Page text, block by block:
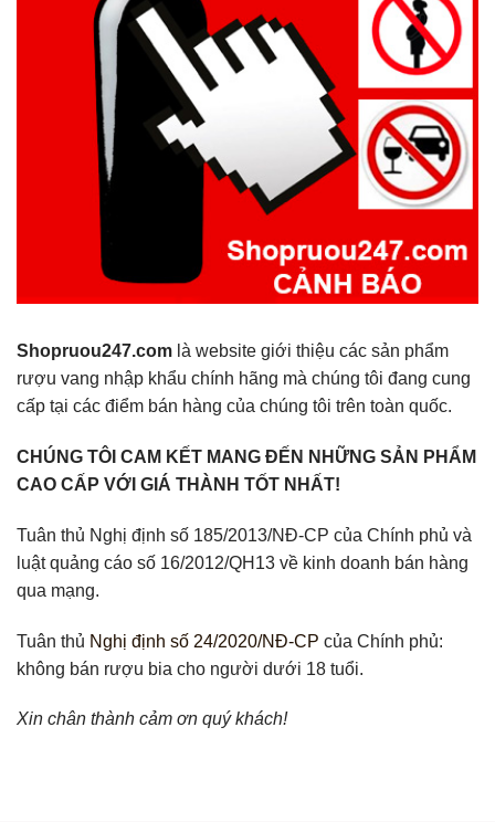
Shopruou247.com là website giới thiệu các sản phẩm
rượu vang nhập khẩu chính hãng mà chúng tôi đang cung
cấp tại các điểm bán hàng của chúng tôi trên toàn quốc.
CHÚNG TÔI CAM KẾT MANG ĐẾN NHỮNG SẢN PHẨM
CAO CẤP VỚI GIÁ THÀNH TỐT NHẤT!
Tuân thủ Nghị định số 185/2013/NĐ-CP của Chính phủ và
luật quảng cáo số 16/2012/QH13 về kinh doanh bán hàng
qua mạng.
Tuân thủ Nghị định số 24/2020/NĐ-CP của Chính phủ:
không bán rượu bia cho người dưới 18 tuổi.
Xin chân thành cảm ơn quý khách!